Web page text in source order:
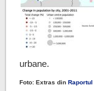
urbane.
Foto: Extras din